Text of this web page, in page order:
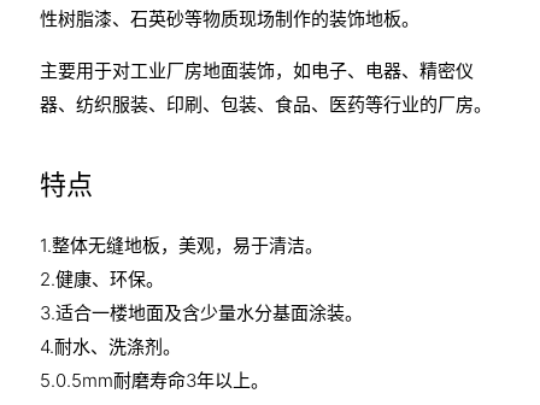
性树脂漆、石英砂等物质现场制作的装饰地板。
主要用于对工业厂房地面装饰，如电子、电器、精密仪
器、纺织服装、印刷、包装、食品、医药等行业的厂房。
特点
1.整体无缝地板，美观，易于清洁。
2.健康、环保。
3.适合一楼地面及含少量水分基面涂装。
4.耐水、洗涤剂。
5.0.5mm耐磨寿命3年以上。